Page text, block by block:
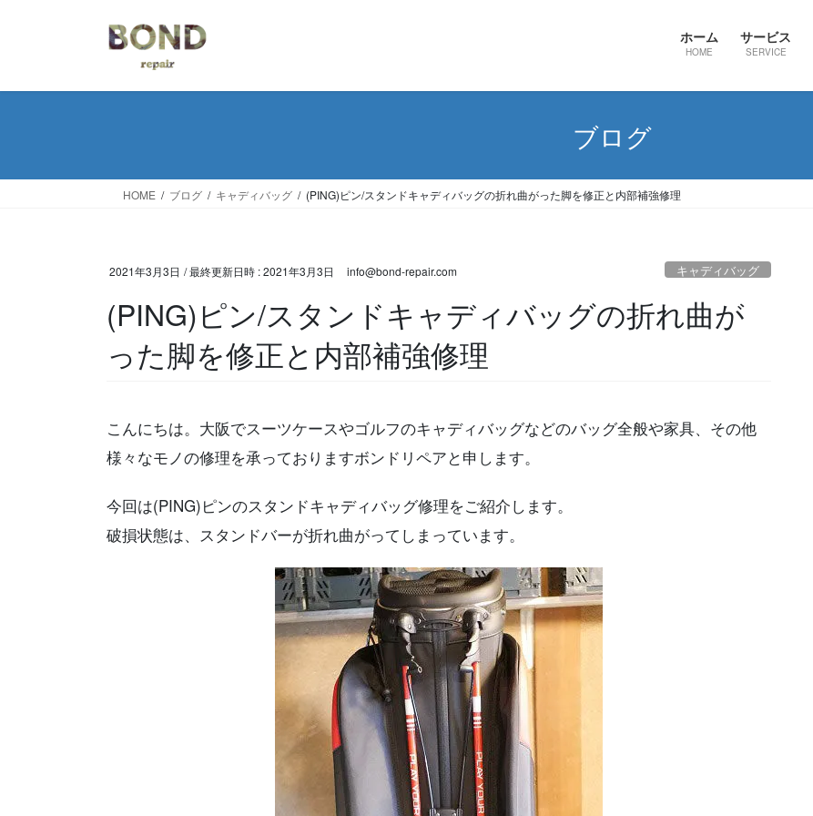
ツ
ッ
シ
移
ホーム
HOME
サービス
SERVICE
ブログ
HOME ブログ キャディバッグ (PING)ピン/スタンドキャディバッグの折れ曲がった脚を修正と内部補強修理
2021年3月3日 / 最終更新日時 :2021年3月3日 info@bond-repair.com キャディバッグ
(PING)ピン/スタンドキャディバッグの折れ曲が
った脚を修正と内部補強修理
こんにちは。大阪でスーツケースやゴルフのキャディバッグなどのバッグ全般や家具、その他
様々なモノの修理を承っておりますボンドリペアと申します。
今回は(PING)ピンのスタンドキャディバッグ修理をご紹介します。
破損状態は、スタンドバーが折れ曲がってしまっています。